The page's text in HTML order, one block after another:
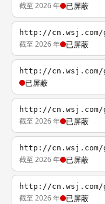
截至 2026 年 已屏蔽
http://cn.wsj.com/
截至 2026 年 已屏蔽
http://cn.wsj.com/
已屏蔽
http://cn.wsj.com/
截至 2026 年 已屏蔽
http://cn.wsj.com/
截至 2026 年 已屏蔽
http://cn.wsj.com/
截至 2026 年 已屏蔽